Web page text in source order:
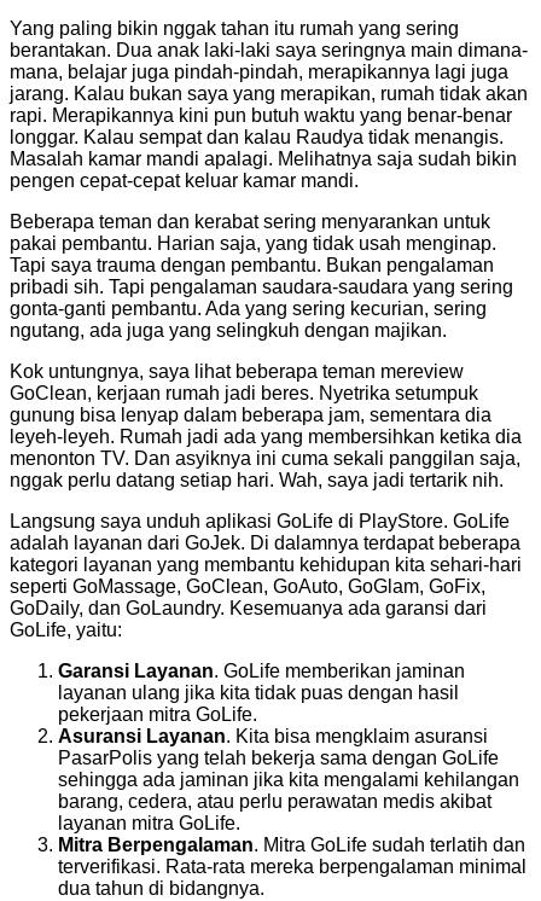
Yang paling bikin nggak tahan itu rumah yang sering
berantakan. Dua anak laki-laki saya seringnya main dimana-
mana, belajar juga pindah-pindah, merapikannya lagi juga
jarang. Kalau bukan saya yang merapikan, rumah tidak akan
rapi. Merapikannya kini pun butuh waktu yang benar-benar
longgar. Kalau sempat dan kalau Raudya tidak menangis.
Masalah kamar mandi apalagi. Melihatnya saja sudah bikin
pengen cepat-cepat keluar kamar mandi.
Beberapa teman dan kerabat sering menyarankan untuk
pakai pembantu. Harian saja, yang tidak usah menginap.
Tapi saya trauma dengan pembantu. Bukan pengalaman
pribadi sih. Tapi pengalaman saudara-saudara yang sering
gonta-ganti pembantu. Ada yang sering kecurian, sering
ngutang, ada juga yang selingkuh dengan majikan.
Kok untungnya, saya lihat beberapa teman mereview
GoClean, kerjaan rumah jadi beres. Nyetrika setumpuk
gunung bisa lenyap dalam beberapa jam, sementara dia
leyeh-leyeh. Rumah jadi ada yang membersihkan ketika dia
menonton TV. Dan asyiknya ini cuma sekali panggilan saja,
nggak perlu datang setiap hari. Wah, saya jadi tertarik nih.
Langsung saya unduh aplikasi GoLife di PlayStore. GoLife
adalah layanan dari GoJek. Di dalamnya terdapat beberapa
kategori layanan yang membantu kehidupan kita sehari-hari
seperti GoMassage, GoClean, GoAuto, GoGlam, GoFix,
GoDaily, dan GoLaundry. Kesemuanya ada garansi dari
GoLife, yaitu:
Garansi Layanan. GoLife memberikan jaminan
layanan ulang jika kita tidak puas dengan hasil
pekerjaan mitra GoLife.
Asuransi Layanan. Kita bisa mengklaim asuransi
PasarPolis yang telah bekerja sama dengan GoLife
sehingga ada jaminan jika kita mengalami kehilangan
barang, cedera, atau perlu perawatan medis akibat
layanan mitra GoLife.
Mitra Berpengalaman. Mitra GoLife sudah terlatih dan
terverifikasi. Rata-rata mereka berpengalaman minimal
dua tahun di bidangnya.